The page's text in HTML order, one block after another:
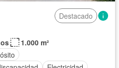
Destacado
1.000 m²